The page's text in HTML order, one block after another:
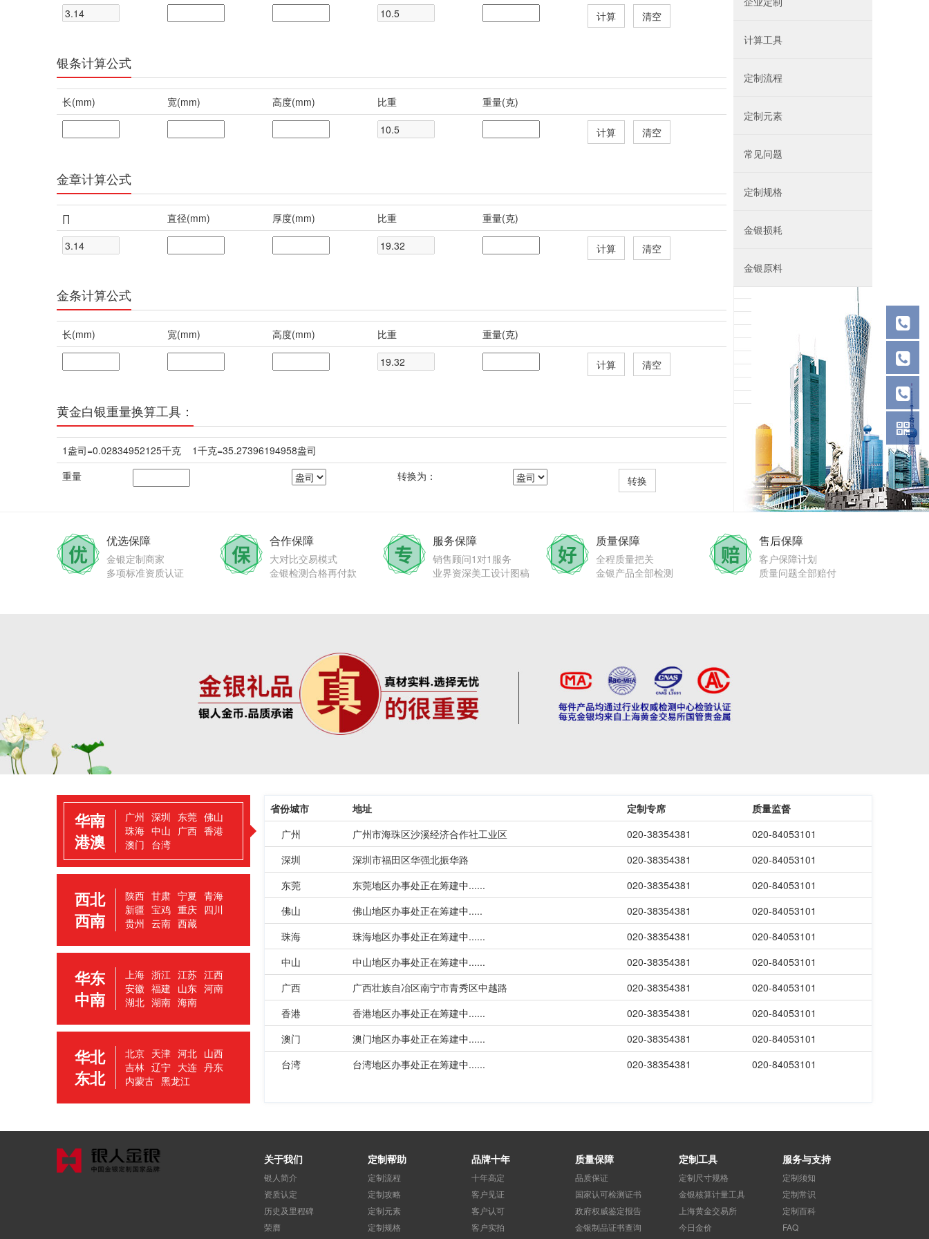
银条计算公式
长(mm) 宽(mm) 高度(mm) 比重 重量(克)
金章计算公式
∏ 直径(mm) 厚度(mm) 比重 重量(克)
金条计算公式
长(mm) 宽(mm) 高度(mm) 比重 重量(克)
黄金白银重量换算工具：
1盎司=0.02834952125千克 1千克=35.27396194958盎司
重量
转换为：
计算工具
定制流程
定制元素
常见问题
定制规格
金银损耗
金银原料
优选保障
金银定制商家
多项标准资质认证
合作保障
大对比交易模式
金银检测合格再付款
服务保障
销售顾问1对1服务
业界资深美工设计图稿
质量保障
全程质量把关
金银产品全部检测
售后保障
客户保障计划
质量问题全部赔付
华南
港澳
广州 深圳 东莞 佛山
珠海 中山 广西 香港
澳门 台湾
西北
西南
陕西 甘肃 宁夏 青海
新疆 宝鸡 重庆 四川
贵州 云南 西藏
华东
中南
上海 浙江 江苏 江西
安徽 福建 山东 河南
湖北 湖南 海南
华北
东北
北京 天津 河北 山西
吉林 辽宁 大连 丹东
内蒙古 黑龙江
省份城市 地址 定制专席
质量监督
广州
广州市海珠区沙溪经济合作社工业区 020-38354381
020-84053101
深圳
深圳市福田区华强北振华路 020-38354381
020-84053101
东莞
东莞地区办事处正在筹建中...... 020-38354381
020-84053101
佛山
佛山地区办事处正在筹建中..... 020-38354381
020-84053101
珠海
珠海地区办事处正在筹建中...... 020-38354381
020-84053101
中山
中山地区办事处正在筹建中...... 020-38354381
020-84053101
广西
广西壮族自冶区南宁市青秀区中越路 020-38354381
020-84053101
香港
香港地区办事处正在筹建中...... 020-38354381
020-84053101
澳门
澳门地区办事处正在筹建中...... 020-38354381
020-84053101
台湾
台湾地区办事处正在筹建中...... 020-38354381 020-84053101
关于我们
银人简介
资质认定
历史及里程碑
荣膺
定制帮助
定制流程
定制攻略
定制元素
定制规格
品牌十年
十年高定
客户见证
客户认可
客户实拍
质量保障
品质保证
国家认可检测证书
政府权威鉴定报告
金银制品证书查询
定制工具
定制尺寸规格
金银核算计量工具
上海黄金交易所
今日金价
服务与支持
定制须知
定制常识
定制百科
FAQ